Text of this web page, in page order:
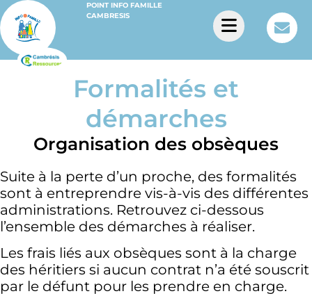
POINT INFO FAMILLE
CAMBRESIS
Formalités et
démarches
Organisation des obsèques
Suite à la perte d’un proche, des formalités
sont à entreprendre vis-à-vis des différentes
administrations. Retrouvez ci-dessous
l’ensemble des démarches à réaliser.
Les frais liés aux obsèques sont à la charge
des héritiers si aucun contrat n’a été souscrit
par le défunt pour les prendre en charge.